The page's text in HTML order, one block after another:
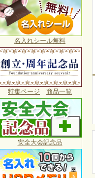
名入れシール無料
特集ページ 商品一覧
安全大会記念品